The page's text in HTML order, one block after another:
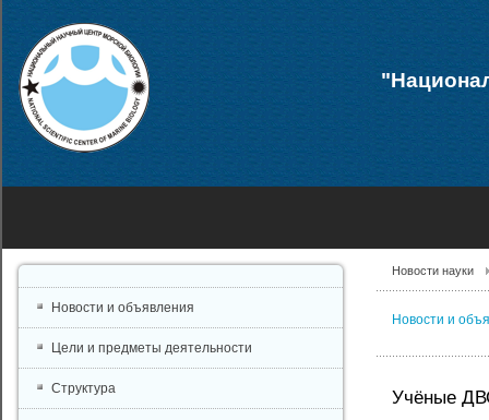
Новости науки
Новости и
Учёные
Новости и объявления
Цели и предметы деятельности
Структура